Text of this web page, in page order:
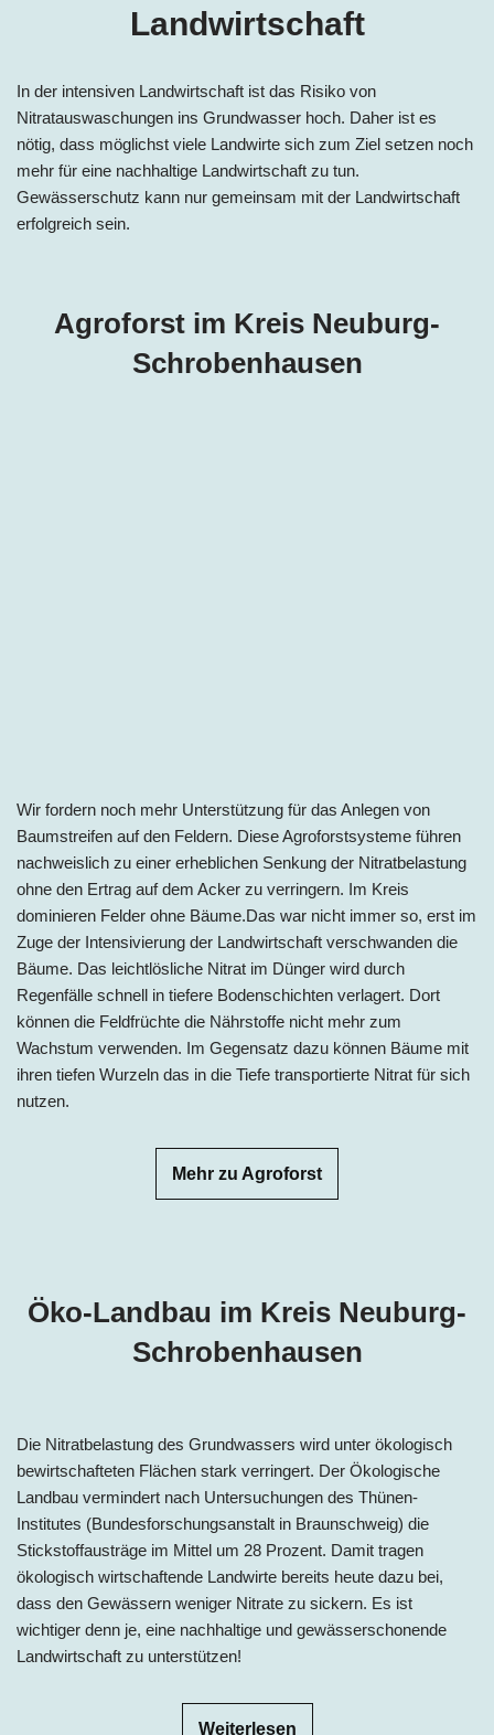
Landwirtschaft
In der intensiven Landwirtschaft ist das Risiko von
Nitratauswaschungen ins Grundwasser hoch. Daher ist es
nötig, dass möglichst viele Landwirte sich zum Ziel setzen noch
mehr für eine nachhaltige Landwirtschaft zu tun.
Gewässerschutz kann nur gemeinsam mit der Landwirtschaft
erfolgreich sein.
Agroforst im Kreis Neuburg-
Schrobenhausen
Wir fordern noch mehr Unterstützung für das Anlegen von
Baumstreifen auf den Feldern. Diese Agroforstsysteme führen
nachweislich zu einer erheblichen Senkung der Nitratbelastung
ohne den Ertrag auf dem Acker zu verringern. Im Kreis
dominieren Felder ohne Bäume.Das war nicht immer so, erst im
Zuge der Intensivierung der Landwirtschaft verschwanden die
Bäume. Das leichtlösliche Nitrat im Dünger wird durch
Regenfälle schnell in tiefere Bodenschichten verlagert. Dort
können die Feldfrüchte die Nährstoffe nicht mehr zum
Wachstum verwenden. Im Gegensatz dazu können Bäume mit
ihren tiefen Wurzeln das in die Tiefe transportierte Nitrat für sich
nutzen.
Mehr zu Agroforst
Öko-Landbau im Kreis Neuburg-
Schrobenhausen
Die Nitratbelastung des Grundwassers wird unter ökologisch
bewirtschafteten Flächen stark verringert. Der Ökologische
Landbau vermindert nach Untersuchungen des Thünen-
Institutes (Bundesforschungsanstalt in Braunschweig) die
Stickstoffausträge im Mittel um 28 Prozent. Damit tragen
ökologisch wirtschaftende Landwirte bereits heute dazu bei,
dass den Gewässern weniger Nitrate zu sickern. Es ist
wichtiger denn je, eine nachhaltige und gewässerschonende
Landwirtschaft zu unterstützen!
Weiterlesen